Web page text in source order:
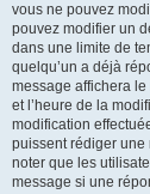
vous ne pouvez
pouvez modifier un
dans une limite de
quelqu’un a déjà
message affichera
et l’heure de la
modification
puissent rédiger une
noter que les
message si une